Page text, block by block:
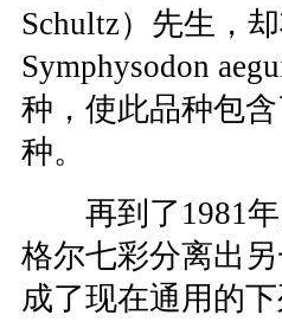
Schultz）先生，
Symphysodon
种，使此品种包
种。
再到了1981年
格尔七彩分离出
成了现在通用的